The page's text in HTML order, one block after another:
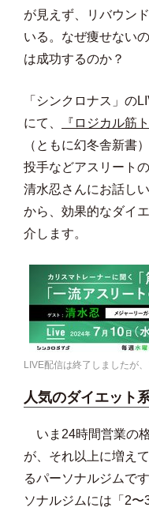
が見えず、リバウン
いる。なぜ痩せない
は成功するのか？
「シンクロナス」の
にて、
『ロジカル筋ト
（ともに幻冬舎新書
投手などアスリート
清水忍さんにお話し
から、効果的なダイ
介します。
LIVE配信は終了しましたが
人気のダイエット
いま24時間営業の
が、それ以上に増え
るパーソナルジムで
ソナルジムには「2